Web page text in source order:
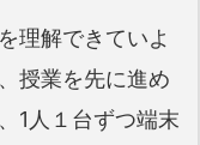
理解できていよ
授業を先に進め
1人１台ずつ端末